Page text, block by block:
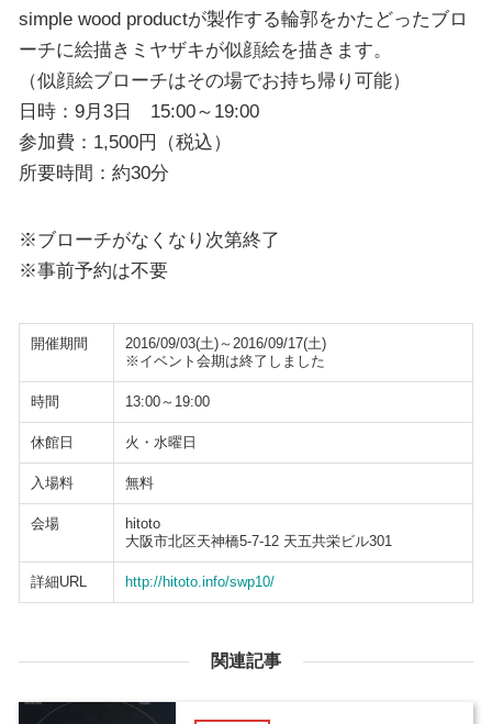
simple wood productが製作する輪郭をかたどったブロ
ーチに絵描きミヤザキが似顔絵を描きます。
（似顔絵ブローチはその場でお持ち帰り可能）
日時：9月3日 15:00～19:00
参加費：1,500円（税込）
所要時間：約30分
※ブローチがなくなり次第終了
※事前予約は不要
開催期間
2016/09/03(土)～2016/09/17(土)
※イベント会期は終了しました
時間 13:00～19:00
休館日 火・水曜日
入場料 無料
会場
hitoto
大阪市北区天神橋5-7-12 天五共栄ビル301
詳細URL http://hitoto.info/swp10/
関連記事